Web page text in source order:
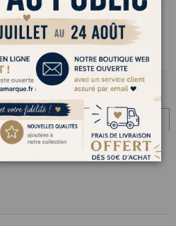
d’achat
bancaireouPayPal